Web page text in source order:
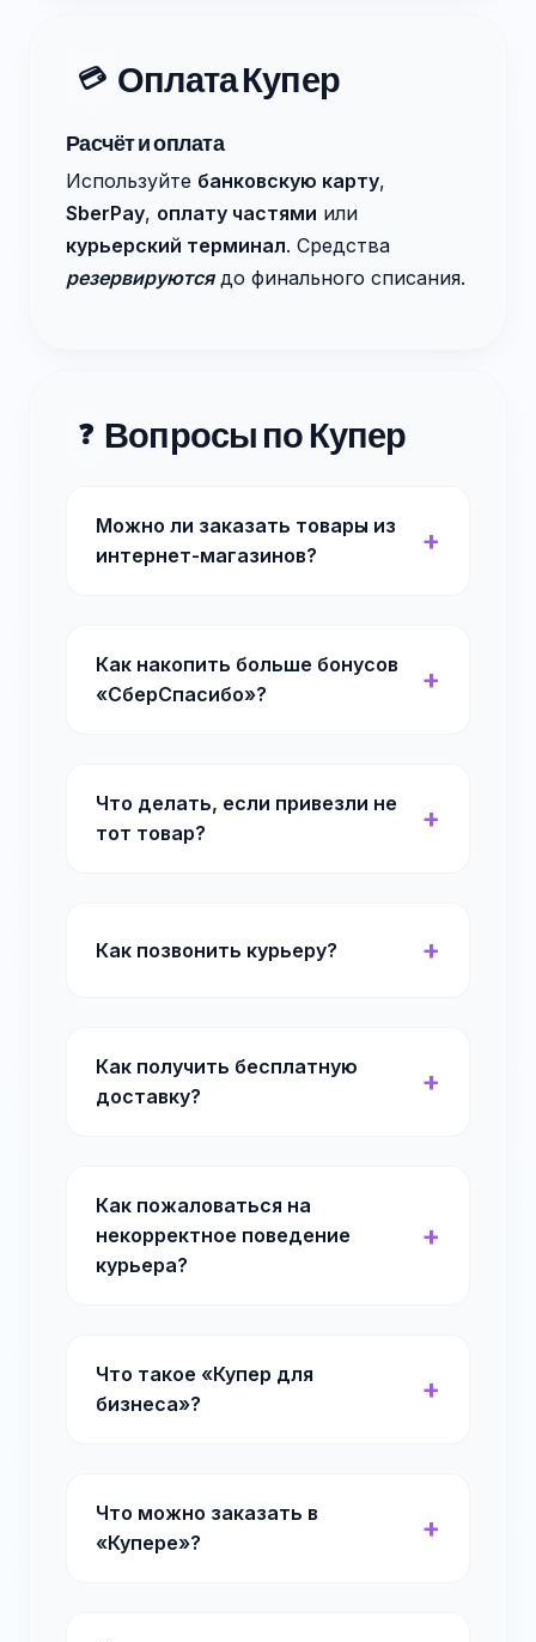
💳 Оплата Купер
Расчёт и оплата
Используйте банковскую карту,
SberPay, оплату частями или
курьерский терминал. Средства
резервируютсядо финального списания.
❓ Вопросы по Купер
Можно ли заказать товары из
интернет-магазинов?
Как накопить больше бонусов
«СберСпасибо»?
Что делать, если привезли не
тот товар?
Как позвонить курьеру?
Как получить бесплатную
доставку?
Как пожаловаться на
некорректное поведение
курьера?
Что такое «Купер для
бизнеса»?
Что можно заказать в
«Купере»?